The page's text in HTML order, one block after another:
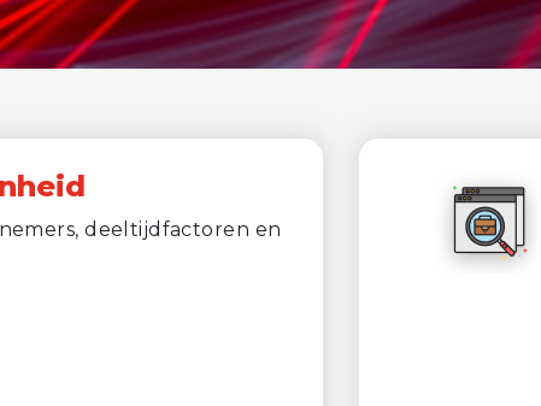
deeltijdfactoren en